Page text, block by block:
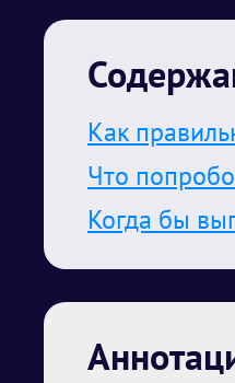
Как
Что
Когда бы